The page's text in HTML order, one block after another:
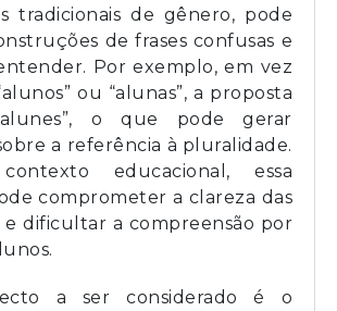
tradicionais de gênero, pode
de frases confusas e
Por exemplo, em vez
ou “alunas”, a proposta
o que pode gerar
a referência à pluralidade.
educacional, essa
comprometer a clareza das
e dificultar a compreensão por
a ser considerado é o